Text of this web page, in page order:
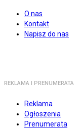
O nas
Kontakt
Napisz do nas
REKLAMA I PRENUMERATA
Reklama
Ogłoszenia
Prenumerata